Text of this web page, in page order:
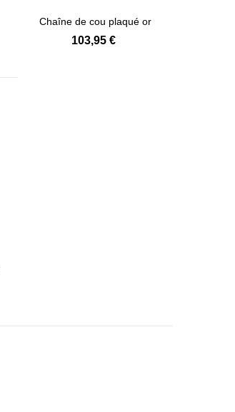
Afficher détails
Chaîne de cou plaqué or
maille...
103,95 €